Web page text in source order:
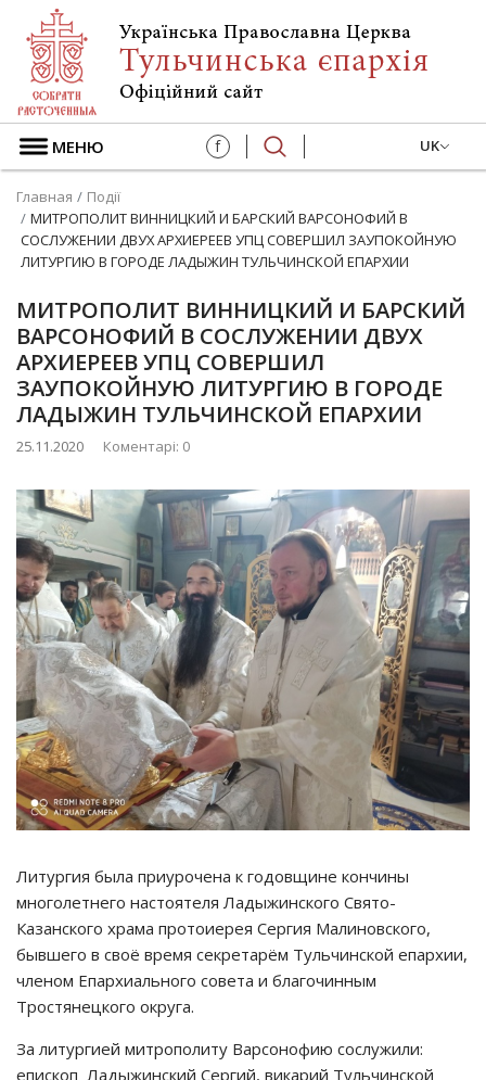
МЕНЮ f UK
Главная
Події
МИТРОПОЛИТ ВИННИЦКИЙ И БАРСКИЙ ВАРСОНОФИЙ В
СОСЛУЖЕНИИ ДВУХ АРХИЕРЕЕВ УПЦ СОВЕРШИЛ ЗАУПОКОЙНУЮ
ЛИТУРГИЮ В ГОРОДЕ ЛАДЫЖИН ТУЛЬЧИНСКОЙ ЕПАРХИИ
МИТРОПОЛИТ ВИННИЦКИЙ И БАРСКИЙ
ВАРСОНОФИЙ В СОСЛУЖЕНИИ ДВУХ
АРХИЕРЕЕВ УПЦ СОВЕРШИЛ
ЗАУПОКОЙНУЮ ЛИТУРГИЮ В ГОРОДЕ
ЛАДЫЖИН ТУЛЬЧИНСКОЙ ЕПАРХИИ
25.11.2020 Коментарі: 0
Литургия была приурочена к годовщине кончины
многолетнего настоятеля Ладыжинского Свято-
Казанского храма протоиерея Сергия Малиновского,
бывшего в своё время секретарём Тульчинской епархии,
членом Епархиального совета и благочинным
Тростянецкого округа.
За литургией митрополиту Варсонофию сослужили:
епископ Ладыжинский Сергий, викарий Тульчинской